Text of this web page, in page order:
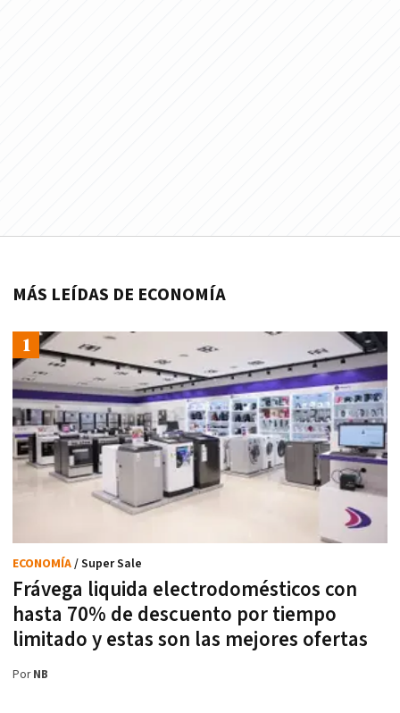
MÁS LEÍDAS DE ECONOMÍA
Frávega liquida electrodomésticos con
hasta 70% de descuento por tiempo
limitado y estas son las mejores ofertas
ECONOMÍA/ Super Sale
PorNB